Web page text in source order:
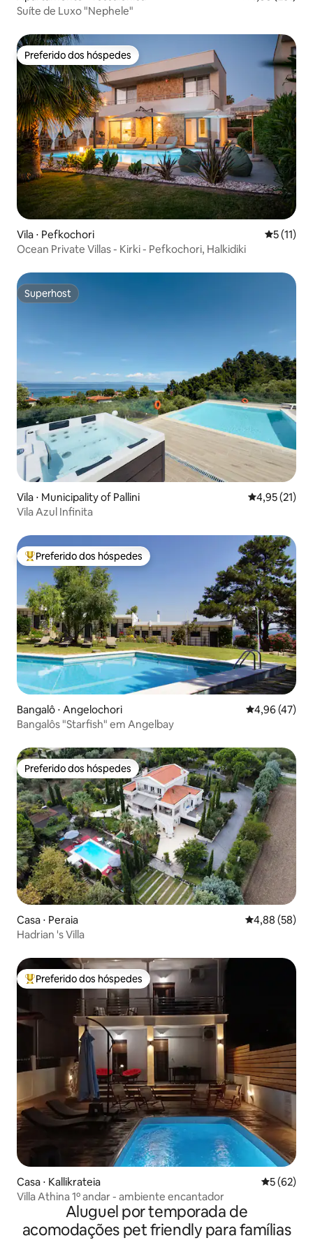
Suíte de Luxo "Nephele"
Preferido dos hóspedes
Preferido dos hóspedes
Vila ⋅ Pefkochori 5 de uma
5 (11)
Ocean Private Villas - Kirki - Pefkochori, Halkidiki
Superhost
Superhost
Vila ⋅ Municipality of Pallini 4,95 de uma
4,95 (21)
Vila Azul Infinita
Entre os melhores preferidos dos hóspedes
Preferido dos hóspedes
Bangalô ⋅ Angelochori 4,96 de uma
4,96 (47)
Bangalôs "Starfish" em Angelbay
Preferido dos hóspedes
Preferido dos hóspedes
Casa ⋅ Peraia 4,88 de uma
4,88 (58)
Hadrian 's Villa
Entre os melhores preferidos dos hóspedes
Preferido dos hóspedes
Casa ⋅ Kallikrateia 5 de uma
5 (62)
Villa Athina 1º andar - ambiente encantador
Aluguel por temporada de
acomodações pet friendly para famílias